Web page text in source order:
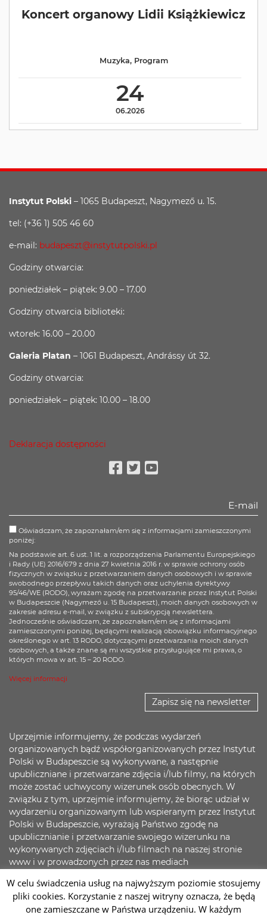
Koncert organowy Lidii Książkiewicz
24
06.2026
Muzyka, Program
Instytut Polski – 1065 Budapeszt, Nagymező u. 15.
tel: (+36 1) 505 46 60
e-mail: budapeszt@instytutpolski.pl
Godziny otwarcia:
poniedziałek – piątek: 9.00 – 17.00
Godziny otwarcia biblioteki:
wtorek: 16.00 – 20.00
Galeria Platan – 1061 Budapeszt, Andrássy út 32.
Godziny otwarcia:
poniedziałek – piątek: 10.00 – 18.00
Deklaracja dostępności
Oświadczam, że zapoznałam/em się z informacjami zamieszczonymi
poniżej:
Na podstawie art. 6 ust. 1 lit. a rozporządzenia Parlamentu Europejskiego
i Rady (UE) 2016/679 z dnia 27 kwietnia 2016 r. w sprawie ochrony osób
fizycznych w związku z przetwarzaniem danych osobowych i w sprawie
swobodnego przepływu takich danych oraz uchylenia dyrektywy
95/46/WE (RODO), wyrażam zgodę na przetwarzanie przez Instytut Polski
w Budapeszcie (Nagymező u. 15 Budapeszt), moich danych osobowych w
zakresie adresu e-mail, w związku z subskrypcją newslettera.
Jednocześnie oświadczam, że zapoznałam/em się z informacjami
zamieszczonymi poniżej, będącymi realizacją obowiązku informacyjnego
określonego w art. 13 RODO, dotyczącymi przetwarzania moich danych
osobowych, a także znane są mi wszystkie przysługujące mi prawa, o
których mowa w art. 15 – 20 RODO.
Więcej informacji
Zapisz się na newsletter
Uprzejmie informujemy, że podczas wydarzeń
organizowanych bądź współorganizowanych przez Instytut
Polski w Budapeszcie są wykonywane, a następnie
upubliczniane i przetwarzane zdjęcia i/lub filmy, na których
może zostać uchwycony wizerunek osób obecnych. W
związku z tym, uprzejmie informujemy, że biorąc udział w
wydarzeniu organizowanym lub wspieranym przez Instytut
Polski w Budapeszcie, wyrażają Państwo zgodę na
upublicznianie i przetwarzanie swojego wizerunku na
wykonywanych zdjęciach i/lub filmach na naszej stronie
www i w prowadzonych przez nas mediach
dokładamy wszelkich starań, aby zadbać o bezpieczeństwo
Państwa danych.
W celu świadczenia usług na najwyższym poziomie stosujemy
pliki cookies. Korzystanie z naszej witryny oznacza, że będą
one zamieszczane w Państwa urządzeniu. W każdym